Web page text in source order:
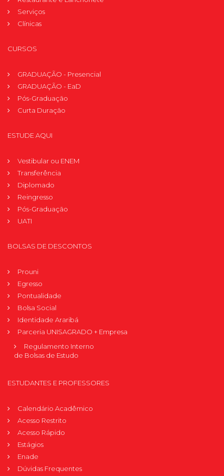
Serviços
Clínicas
CURSOS
GRADUAÇÃO - Presencial
GRADUAÇÃO - EaD
Pós-Graduação
Curta Duração
ESTUDE AQUI
Vestibular ou ENEM
Transferência
Diplomado
Reingresso
Pós-Graduação
UATI
BOLSAS DE DESCONTOS
Prouni
Egresso
Pontualidade
Bolsa Social
Identidade Araribá
Parceria UNISAGRADO + Empresa
Regulamento Interno
de Bolsas de Estudo
ESTUDANTES E PROFESSORES
Calendário Acadêmico
Acesso Restrito
Acesso Rápido
Estágios
Enade
Dúvidas Frequentes